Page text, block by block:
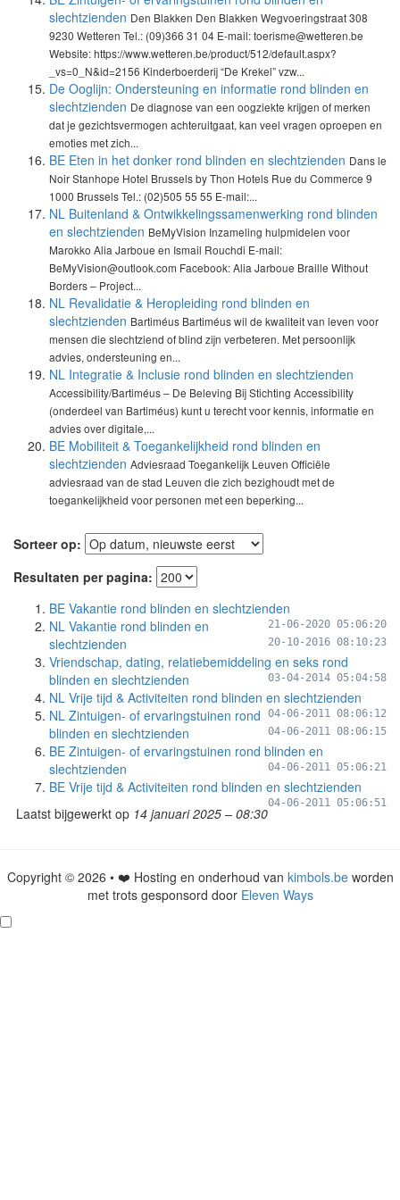
slechtzienden Den Blakken Den Blakken Wegvoeringstraat 308
9230 Wetteren Tel.: (09)366 31 04 E-mail: toerisme@wetteren.be
Website: https://www.wetteren.be/product/512/default.aspx?
_vs=0_N&id=2156 Kinderboerderij “De Krekel” vzw...
De Ooglijn: Ondersteuning en informatie rond blinden en
slechtzienden De diagnose van een oogziekte krijgen of merken
dat je gezichtsvermogen achteruitgaat, kan veel vragen oproepen en
emoties met zich...
BE Eten in het donker rond blinden en slechtzienden Dans le
Noir Stanhope Hotel Brussels by Thon Hotels Rue du Commerce 9
1000 Brussels Tel.: (02)505 55 55 E-mail:...
NL Buitenland & Ontwikkelingssamenwerking rond blinden
en slechtzienden BeMyVision Inzameling hulpmidelen voor
Marokko Alia Jarboue en Ismail Rouchdi E-mail:
BeMyVision@outlook.com Facebook: Alia Jarboue Braille Without
Borders – Project...
NL Revalidatie & Heropleiding rond blinden en
slechtzienden Bartiméus Bartiméus wil de kwaliteit van leven voor
mensen die slechtziend of blind zijn verbeteren. Met persoonlijk
advies, ondersteuning en...
NL Integratie & Inclusie rond blinden en slechtzienden
Accessibility/Bartiméus – De Beleving Bij Stichting Accessibility
(onderdeel van Bartiméus) kunt u terecht voor kennis, informatie en
advies over digitale,...
BE Mobiliteit & Toegankelijkheid rond blinden en
slechtzienden Adviesraad Toegankelijk Leuven Officiële
adviesraad van de stad Leuven die zich bezighoudt met de
toegankelijkheid voor personen met een beperking...
Sorteer op:
Resultaten per pagina:
BE Vakantie rond blinden en slechtzienden
21-06-2020 05:06:20
NL Vakantie rond blinden en
slechtzienden
20-10-2016 08:10:23
Vriendschap, dating, relatiebemiddeling en seks rond
blinden en slechtzienden
03-04-2014 05:04:58
NL Vrije tijd & Activiteiten rond blinden en slechtzienden
04-06-2011 08:06:12
NL Zintuigen- of ervaringstuinen rond
blinden en slechtzienden
04-06-2011 08:06:15
BE Zintuigen- of ervaringstuinen rond blinden en
slechtzienden
04-06-2011 05:06:21
BE Vrije tijd & Activiteiten rond blinden en slechtzienden
04-06-2011 05:06:51
Laatst bijgewerkt op 14 januari 2025 – 08:30
Copyright © 2026 • ❤️ Hosting en onderhoud van kimbols.beworden
met trots gesponsord door Eleven Ways